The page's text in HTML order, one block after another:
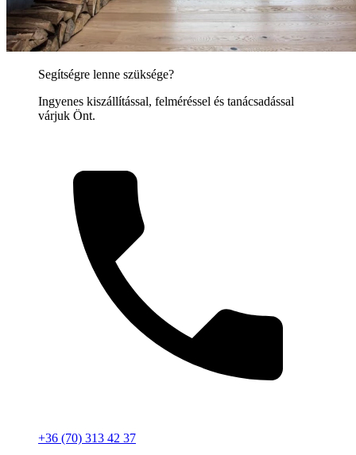
Segítségre lenne szüksége?
Ingyenes kiszállítással, felméréssel és tanácsadással
várjuk Önt.
+36 (70) 313 42 37